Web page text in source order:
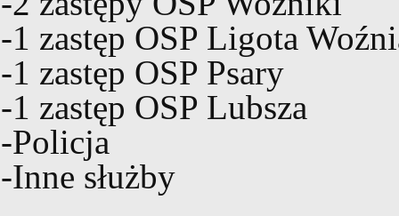
-1 zastęp OSP Ligota
-1 zastęp OSP Psary
-1 zastęp OSP Lubsza
-Policja
-Inne służby